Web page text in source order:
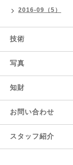
2016-09（5）
技術
写真
知財
お問い合わせ
スタッフ紹介